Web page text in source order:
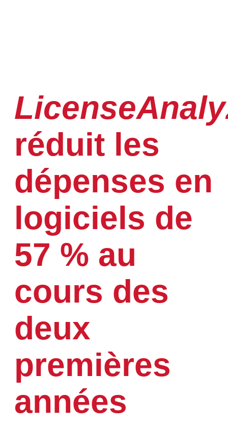
réduit les
dépenses en
logiciels de
57 % au
cours des
deux
premières
années